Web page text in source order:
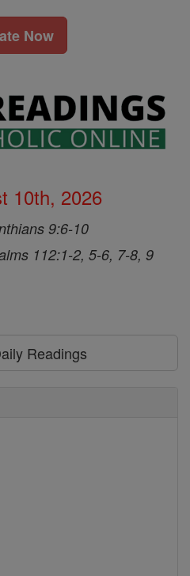
Now
10th, 2026
9:6-10
112:1-2, 5-6, 7-8, 9
Readings